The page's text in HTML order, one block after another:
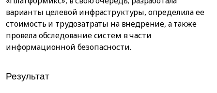
варианты целевой инфраструктуры, определила ее
стоимость и трудозатраты на внедрение, а также
провела обследование систем в части
информационной безопасности.
Результат